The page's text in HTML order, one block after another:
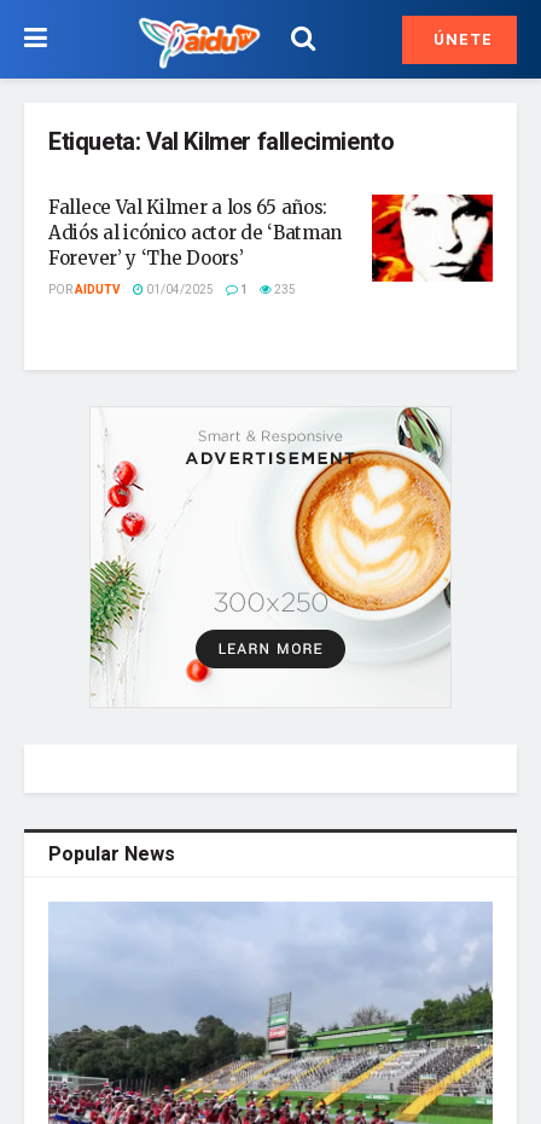
ÚNETE
Etiqueta:Val Kilmer fallecimiento
Fallece Val Kilmer a los 65 años:
Adiós al icónico actor de ‘Batman
Forever’ y ‘The Doors’
PORAIDUTV 01/04/2025 1 235
Popular News